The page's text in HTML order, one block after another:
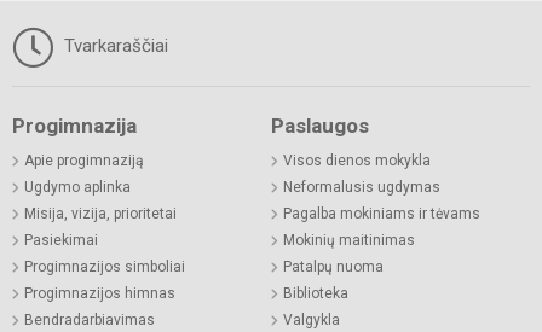
Tvarkaraščiai
Progimnazija
Apie progimnaziją
Ugdymo aplinka
Misija, vizija, prioritetai
Pasiekimai
Progimnazijos simboliai
Progimnazijos himnas
Bendradarbiavimas
Paslaugos
Visos dienos mokykla
Neformalusis ugdymas
Pagalba mokiniams ir tėvams
Mokinių maitinimas
Patalpų nuoma
Biblioteka
Valgykla